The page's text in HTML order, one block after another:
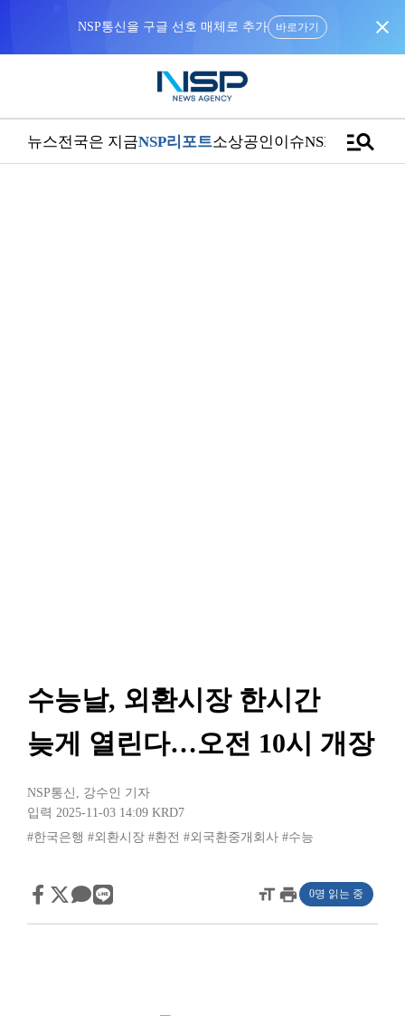
NSP통신을 구글 선호 매체로 추가 바로가기 close
뉴스전국은 지금NSP리포트소상공인이슈NSPTVmanage_search
수능날, 외환시장 한시간
늦게 열린다…오전 10시 개장
NSP통신 , 강수인 기자
입력 2025-11-03 14:09 KRD7
#한국은행 #외환시장 #환전 #외국환중개회사 #수능
format_sizeprint 0명 읽는 중